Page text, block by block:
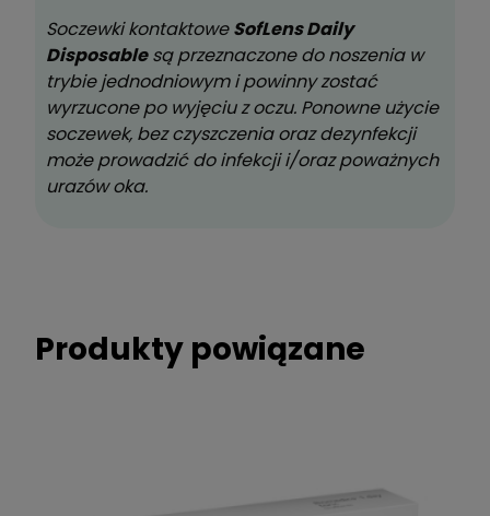
Soczewki kontaktoweSofLens Daily
Disposablesą przeznaczone do noszenia w
trybie jednodniowym i powinny zostać
wyrzucone po wyjęciu z oczu. Ponowne użycie
soczewek, bez czyszczenia oraz dezynfekcji
może prowadzić do infekcji i/oraz poważnych
urazów oka.
Produkty powiązane